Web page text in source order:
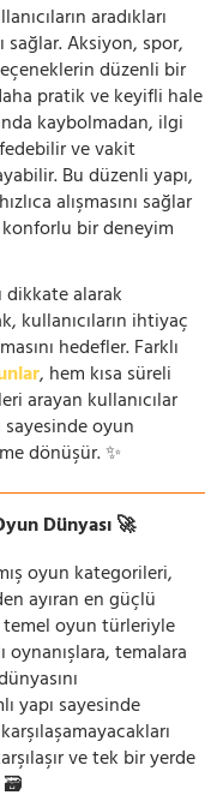
aradıkları
sağlar. Aksiyon, spor,
düzenli bir
pratik ve keyifli hale
kaybolmadan, ilgi
ve vakit
Bu düzenli yapı,
alışmasını sağlar
konforlu bir deneyim
dikkate alarak
kullanıcıların ihtiyaç
hedefler. Farklı
, hem kısa süreli
arayan kullanıcılar
oyun
dönüşür. ✨
Dünyası 🚀
oyun kategorileri,
ayıran en güçlü
oyun türleriyle
oynanışlara, temalara
yapı sayesinde
ve tek bir yerde
🗃️